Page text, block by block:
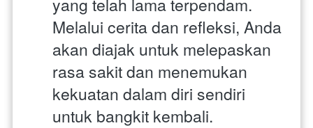
Melalui cerita dan refleksi, Anda
akan diajak untuk melepaskan
rasa sakit dan menemukan
kekuatan dalam diri sendiri
untuk bangkit kembali.